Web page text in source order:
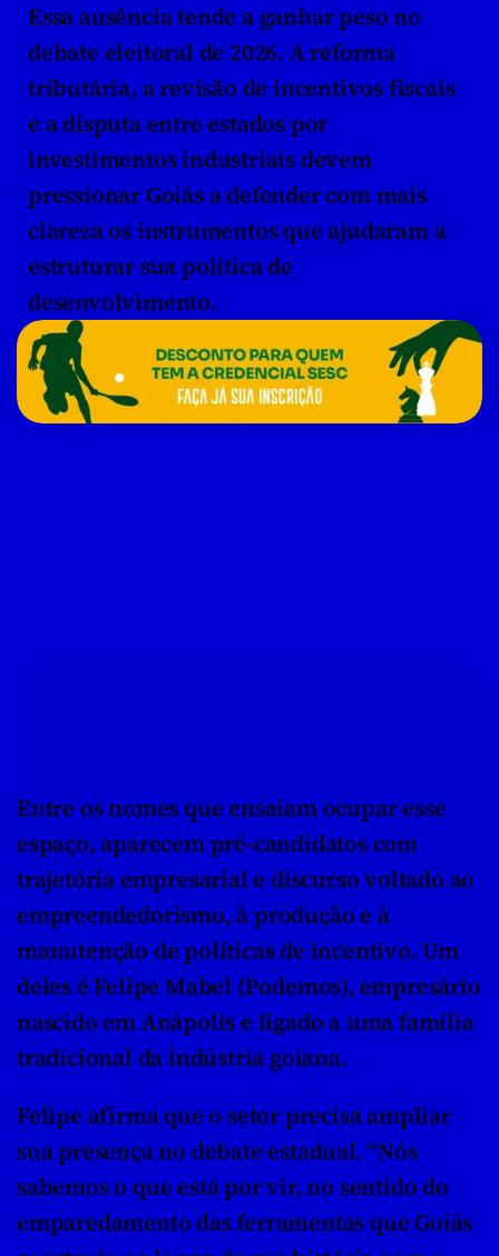
Essa ausência tende a ganhar peso no
debate eleitoral de 2026. A reforma
tributária, a revisão de incentivos fiscais
e a disputa entre estados por
investimentos industriais devem
pressionar Goiás a defender com mais
clareza os instrumentos que ajudaram a
estruturar sua política de
desenvolvimento.
Entre os nomes que ensaiam ocupar esse
espaço, aparecem pré-candidatos com
trajetória empresarial e discurso voltado ao
empreendedorismo, à produção e à
manutenção de políticas de incentivo. Um
deles é Felipe Mabel (Podemos), empresário
nascido em Anápolis e ligado a uma família
tradicional da indústria goiana.
Felipe afirma que o setor precisa ampliar
sua presença no debate estadual. “Nós
sabemos o que está por vir, no sentido do
emparedamento das ferramentas que Goiás